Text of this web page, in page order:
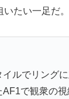
たい一足だ。
イルでリング
で観衆の視